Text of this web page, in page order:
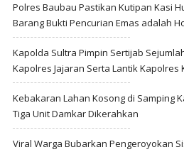
Polres Baubau Pastikan Kutipan Kasi
Barang Bukti Pencurian Emas adalah
Kapolda Sultra Pimpin Sertijab
Kapolres Jajaran Serta Lantik Kapolres
Kebakaran Lahan Kosong di Samping
Tiga Unit Damkar Dikerahkan
Viral Warga Bubarkan Pengeroyokan